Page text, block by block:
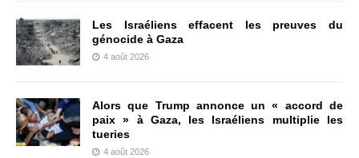
Les Israéliens effacent les preuves du
génocide à Gaza
4 août 2026
Alors que Trump annonce un « accord de
paix » à Gaza, les Israéliens multiplie les
tueries
4 août 2026